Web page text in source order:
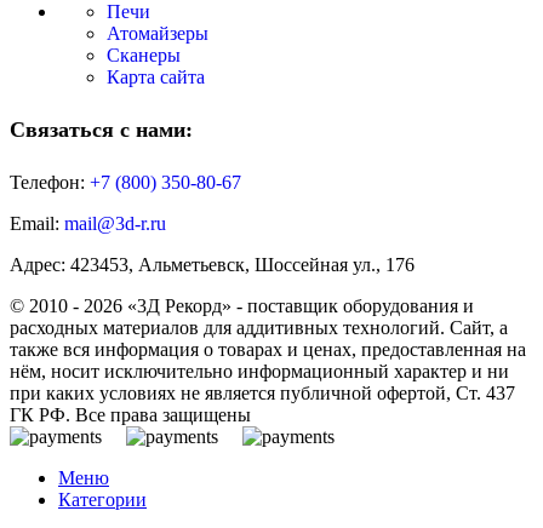
Печи
Атомайзеры
Сканеры
Карта сайта
Связаться с нами:
Телефон: +7 (800) 350-80-67
Email: mail@3d-r.ru
Адрес: 423453, Альметьевск, Шоссейная ул., 176
© 2010 - 2026 «3Д Рекорд» - поставщик оборудования и
расходных материалов для аддитивных технологий. Сайт, а
также вся информация о товарах и ценах, предоставленная на
нём, носит исключительно информационный характер и ни
при каких условиях не является публичной офертой, Ст. 437
ГК РФ. Все права защищены
Меню
Категории